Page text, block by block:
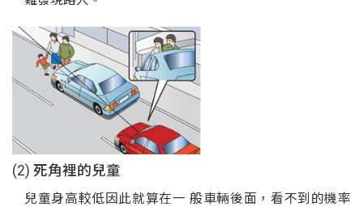
(2) 死角裡的兒童
兒童身高較低因此就算在一 般車輛後面，看不到的機率